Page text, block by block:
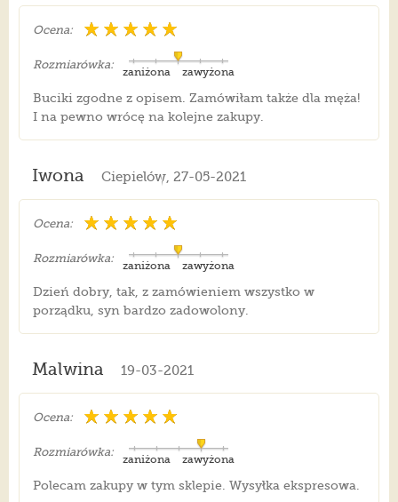
Ocena:
Rozmiarówka:
zawyżona
zaniżona
Buciki zgodne z opisem. Zamówiłam także dla męża!
I na pewno wrócę na kolejne zakupy.
Iwona Ciepielów, 27-05-2021
Ocena:
Rozmiarówka:
zawyżona
zaniżona
Dzień dobry, tak, z zamówieniem wszystko w
porządku, syn bardzo zadowolony.
Malwina 19-03-2021
Ocena:
Rozmiarówka:
zawyżona
zaniżona
Polecam zakupy w tym sklepie. Wysyłka ekspresowa.